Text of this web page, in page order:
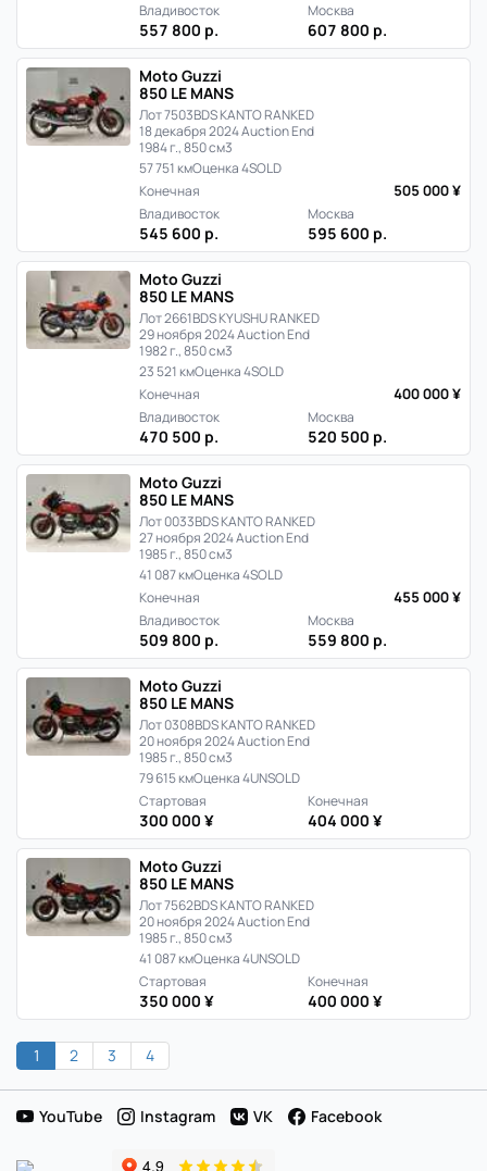
Владивосток
557 800 р.
Москва
607 800 р.
Moto Guzzi
850 LE MANS
Лот 7503BDS KANTO RANKED
18 декабря 2024 Auction End
1984 г., 850 см3
57 751 кмОценка 4SOLD
Конечная
505 000 ¥
Владивосток
545 600 р.
Москва
595 600 р.
Moto Guzzi
850 LE MANS
Лот 2661BDS KYUSHU RANKED
29 ноября 2024 Auction End
1982 г., 850 см3
23 521 кмОценка 4SOLD
Конечная
400 000 ¥
Владивосток
470 500 р.
Москва
520 500 р.
Moto Guzzi
850 LE MANS
Лот 0033BDS KANTO RANKED
27 ноября 2024 Auction End
1985 г., 850 см3
41 087 кмОценка 4SOLD
Конечная
455 000 ¥
Владивосток
509 800 р.
Москва
559 800 р.
Moto Guzzi
850 LE MANS
Лот 0308BDS KANTO RANKED
20 ноября 2024 Auction End
1985 г., 850 см3
79 615 кмОценка 4UNSOLD
Стартовая
300 000 ¥
Конечная
404 000 ¥
Moto Guzzi
850 LE MANS
Лот 7562BDS KANTO RANKED
20 ноября 2024 Auction End
1985 г., 850 см3
41 087 кмОценка 4UNSOLD
Стартовая
350 000 ¥
Конечная
400 000 ¥
1 2 3 4
YouTube Instagram VK Facebook